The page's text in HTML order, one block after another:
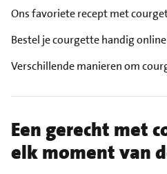
Ons favoriete recept met
Bestel je courgette handig online
Verschillende manieren om
Een gerecht met
elk moment van